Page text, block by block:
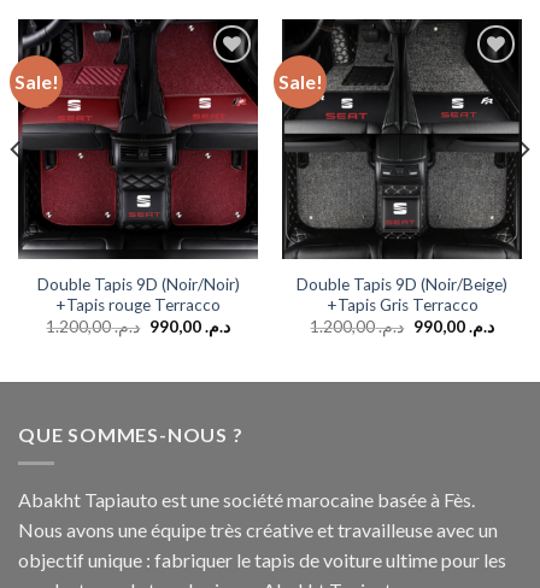
Sale!
Add to
wishlist
Double Tapis 9D (Noir/Noir)
+Tapis rouge Terracco
د.م.1.200,00 د.م.990,00
Sale!
Add to
wishlist
Double Tapis 9D (Noir/Beige)
+Tapis Gris Terracco
د.م.1.200,00 د.م.990,00
QUE SOMMES-NOUS ?
Abakht Tapiauto est une société marocaine basée à Fès.
Nous avons une équipe très créative et travailleuse avec un
objectif unique : fabriquer le tapis de voiture ultime pour les